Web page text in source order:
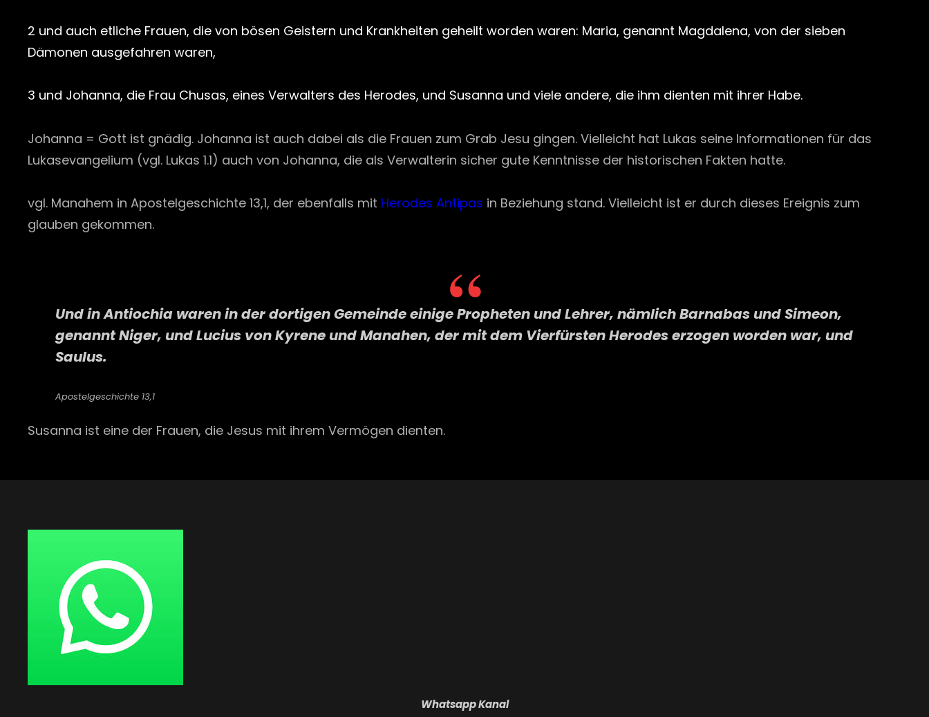
2 und auch etliche Frauen, die von bösen Geistern und Krankheiten geheilt worden waren: Maria, genannt Magdalena, von der sieben
Dämonen ausgefahren waren,
3 und Johanna, die Frau Chusas, eines Verwalters des Herodes, und Susanna und viele andere, die ihm dienten mit ihrer Habe.
Johanna = Gott ist gnädig. Johanna ist auch dabei als die Frauen zum Grab Jesu gingen. Vielleicht hat Lukas seine Informationen für das
Lukasevangelium (vgl. Lukas 1.1) auch von Johanna, die als Verwalterin sicher gute Kenntnisse der historischen Fakten hatte.
vgl. Manahem in Apostelgeschichte 13,1, der ebenfalls mit Herodes Antipas in Beziehung stand. Vielleicht ist er durch dieses Ereignis zum
glauben gekommen.
Und in Antiochia waren in der dortigen Gemeinde einige Propheten und Lehrer, nämlich Barnabas und Simeon,
genannt Niger, und Lucius von Kyrene und Manahen, der mit dem Vierfürsten Herodes erzogen worden war, und
Saulus.
Apostelgeschichte 13,1
Susanna ist eine der Frauen, die Jesus mit ihrem Vermögen dienten.
Whatsapp Kanal